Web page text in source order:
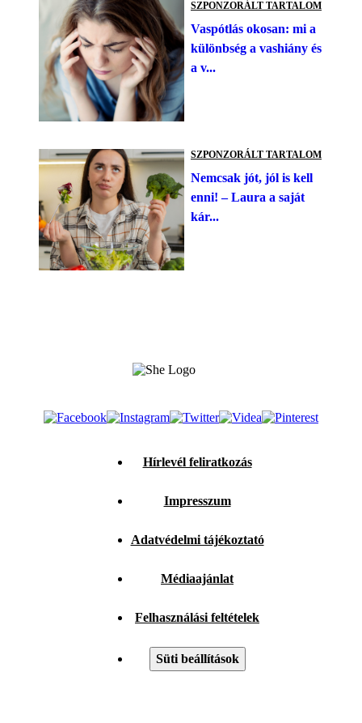
SZPONZORÁLT TARTALOM
Vaspótlás okosan: mi a
különbség a vashiány és
a v...
SZPONZORÁLT TARTALOM
Nemcsak jót, jól is kell
enni! – Laura a saját
kár...
Hírlevél feliratkozás
Impresszum
Adatvédelmi tájékoztató
Médiaajánlat
Felhasználási feltételek
Süti beállítások